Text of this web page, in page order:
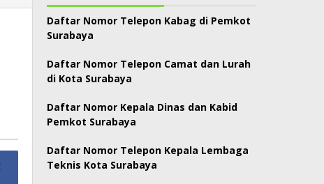
Daftar Nomor Telepon Kabag di Pemkot
Surabaya
Daftar Nomor Telepon Camat dan Lurah
di Kota Surabaya
Daftar Nomor Kepala Dinas dan Kabid
Pemkot Surabaya
Daftar Nomor Telepon Kepala Lembaga
Teknis Kota Surabaya